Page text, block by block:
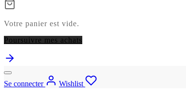
Votre panier est vide.
Poursuivre mes achats
Se connecter
Wishlist